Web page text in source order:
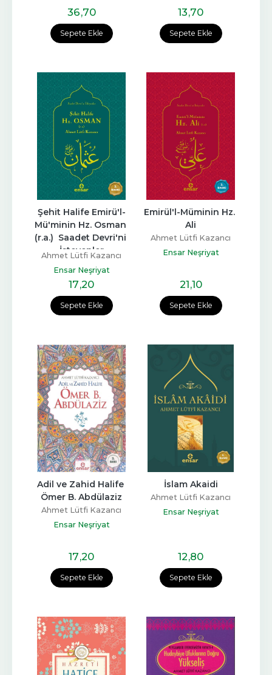
Sepete Ekle
36,70
Sepete Ekle
13,70
Sepete Ekle
Şehit Halife Emirü'l-
Mü'minin Hz. Osman
(r.a.)  Saadet Devri'ni
İsteyenler
Ahmet Lütfi Kazancı
Ensar Neşriyat
17,20
Sepete Ekle
Emirül'l-Müminin Hz.
Ali
Ahmet Lütfi Kazancı
Ensar Neşriyat
21,10
Sepete Ekle
Adil ve Zahid Halife
Ömer B. Abdülaziz
Ahmet Lütfi Kazancı
Ensar Neşriyat
17,20
Sepete Ekle
İslam Akaidi
Ahmet Lütfi Kazancı
Ensar Neşriyat
12,80